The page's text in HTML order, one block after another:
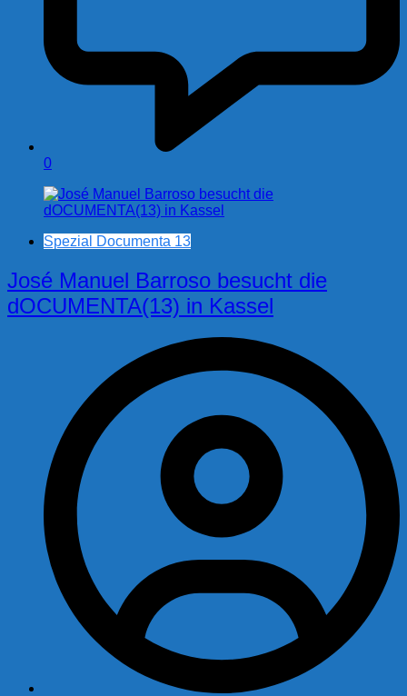
0
Spezial Documenta 13
José Manuel Barroso besucht die
dOCUMENTA(13) in Kassel